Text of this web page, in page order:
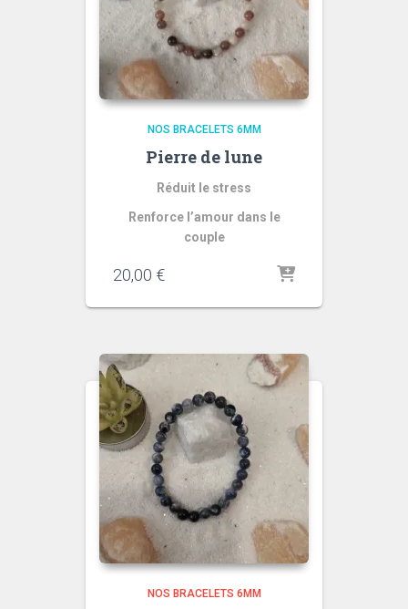
NOS BRACELETS 6MM
Pierre de lune
Réduit le stress
Renforce l’amour dans le
couple
20,00 €
NOS BRACELETS 6MM